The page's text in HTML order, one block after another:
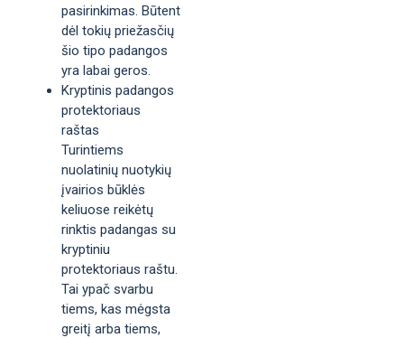
pasirinkimas. Būtent
dėl tokių priežasčių
šio tipo padangos
yra labai geros.
Kryptinis padangos
protektoriaus
raštas
Turintiems
nuolatinių nuotykių
įvairios būklės
keliuose reikėtų
rinktis padangas su
kryptiniu
protektoriaus raštu.
Tai ypač svarbu
tiems, kas mėgsta
greitį arba tiems,